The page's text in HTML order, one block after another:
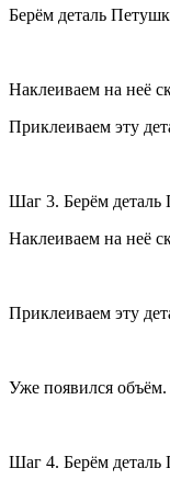
Берём деталь
Наклеиваем на неё
Приклеиваем эту
Шаг 3. Берём деталь
Наклеиваем на неё
Приклеиваем эту
Уже появился объём.
Шаг 4. Берём деталь